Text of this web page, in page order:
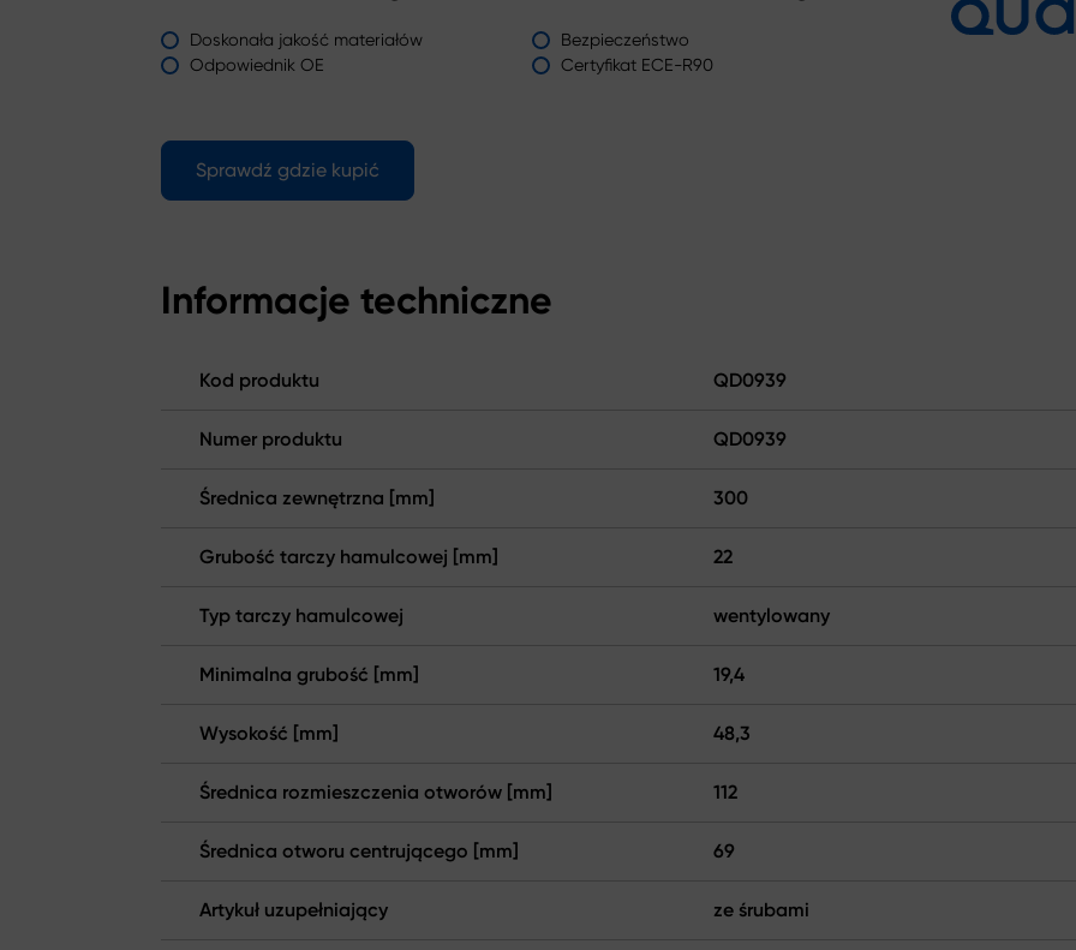
Doskonała jakość materiałów
Bezpieczeństwo
Odpowiednik OE
Certyfikat ECE-R90
Sprawdź gdzie kupić
Informacje techniczne
Kod produktu QD0939
Numer produktu QD0939
Średnica zewnętrzna [mm] 300
Grubość tarczy hamulcowej [mm] 22
Typ tarczy hamulcowej wentylowany
Minimalna grubość [mm] 19,4
Wysokość [mm] 48,3
Średnica rozmieszczenia otworów [mm] 112
Średnica otworu centrującego [mm] 69
Artykuł uzupełniający ze śrubami